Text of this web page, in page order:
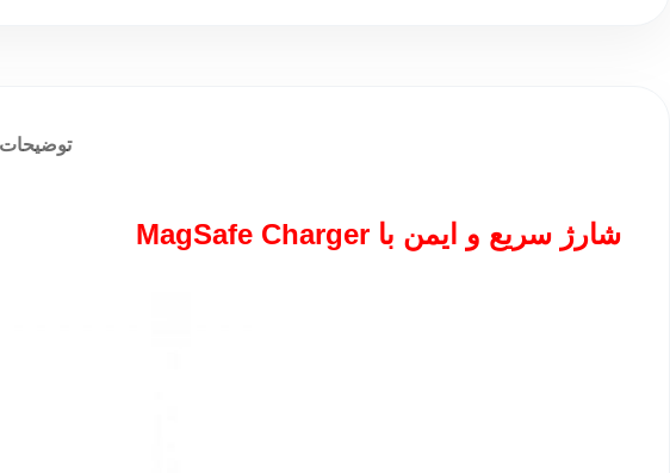
توضیحات
شارژ سریع و ایمن با MagSafe Charger